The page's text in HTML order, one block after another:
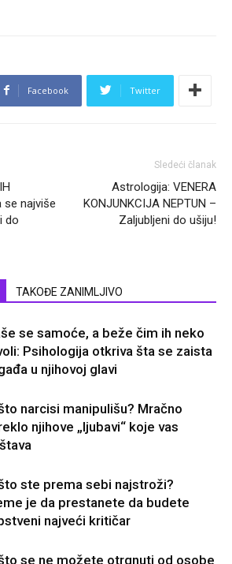
Facebook Twitter
se najviše
do
Sledeći članak
Astrologija: VENERA
KONJUNKCIJA NEPTUN –
Zaljubljeni do ušiju!
TAKOĐE ZANIMLJIVO
se samoće, a beže čim ih neko
Psihologija otkriva šta se zaista
u njihovoj glavi
narcisi manipulišu? Mračno
njihove „ljubavi“ koje vas
ste prema sebi najstroži?
je da prestanete da budete
najveći kritičar
se ne možete otrgnuti od osobe